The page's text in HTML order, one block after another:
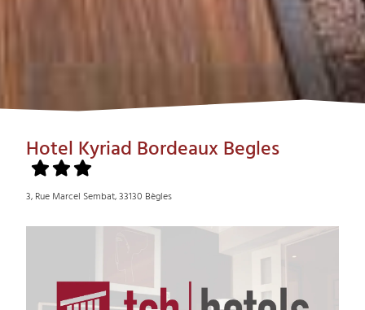
Hotel Kyriad Bordeaux Begles
3, Rue Marcel Sembat, 33130 Bègles